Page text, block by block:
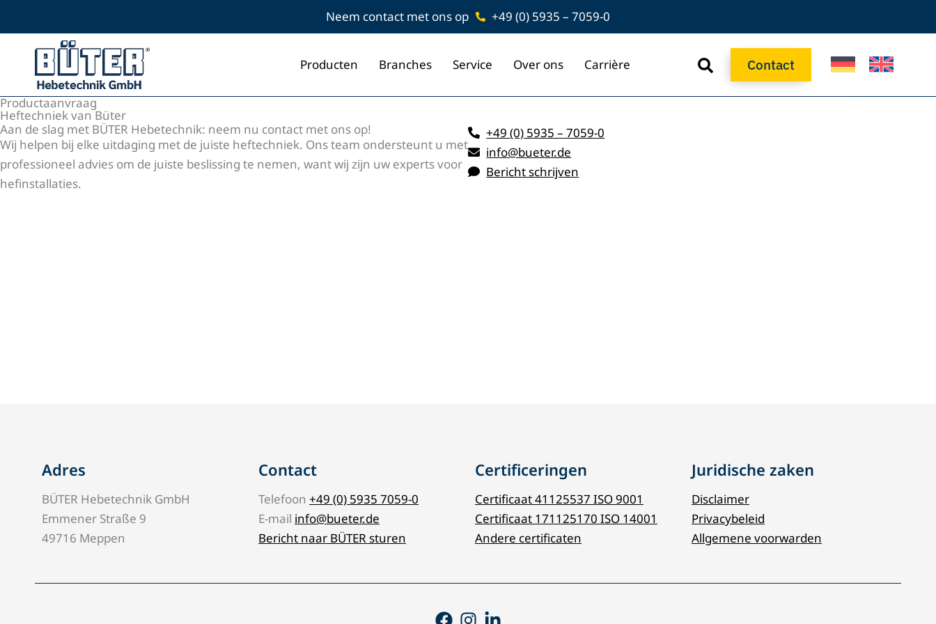
inhoud
Neem contact met ons op +49 (0) 5935 – 7059-0
Producten Branches Service Over ons Carrière Contact
Productaanvraag
Heftechniek van Büter
Aan de slag met BÜTER Hebetechnik: neem nu contact met ons op!
Wij helpen bij elke uitdaging met de juiste heftechniek. Ons team ondersteunt u met
professioneel advies om de juiste beslissing te nemen, want wij zijn uw experts voor
hefinstallaties.
+49 (0) 5935 – 7059-0
info@bueter.de
Bericht schrijven
Adres
BÜTER Hebetechnik GmbH
Emmener Straße 9
49716 Meppen
Contact
Telefoon +49 (0) 5935 7059-0
E-mail info@bueter.de
Bericht naar BÜTER sturen
Certificeringen
Certificaat 41125537 ISO 9001
Certificaat 171125170 ISO 14001
Andere certificaten
Juridische zaken
Disclaimer
Privacybeleid
Allgemene voorwarden
Facebook
Instagram
Linkedin-
Contact